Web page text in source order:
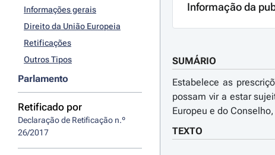
Informações gerais
Direito da União Europeia
Retificações
Outros Tipos
Parlamento
Retificado por
Declaração de Retificação n.º
26/2017
Informação da
SUMÁRIO
Estabelece as
possam vir a estar
Europeu e do
TEXTO